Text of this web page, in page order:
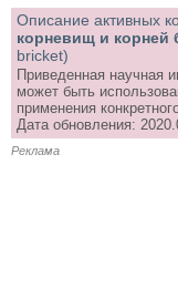
Описание активных
корневищ и корней
bricket)
Приведенная научная
может быть
применения
Дата обновления:
Реклама